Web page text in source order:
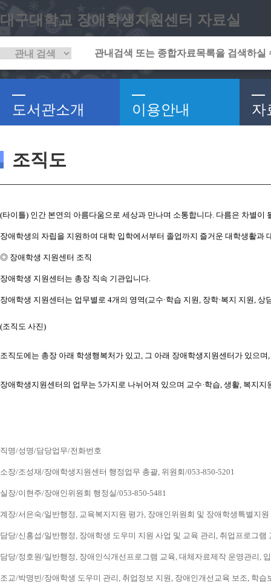
대구대학교 장애학생지원센터 자료실
도서관소개 이용안내 자
조직도
(타이틀) 인간 본연의 아름다움으로 세상과 만나며 소통합니다. 다름은 차별이
장애학생의 자립을 지원하여 대학 입학에서부터 졸업까지 즐거운 대학생활과
◎ 장애학생 지원센터 조직
장애학생 지원센터는 총장 직속 기관입니다.
장애학생 지원센터는 업무별로 4개의 영역(교수·학습 지원, 장학·복지 지원, 상
(조직도 사진)
조직도에는 총장 아래 학생행복처가 있고, 그 아래 장애학생지원센터가 있으
장애학생지원센터의 업무는 5가지로 나뉘어져 있으며 교수·학습, 생활, 복지
직명/성명/담당업무/전화번호
소장/조성재/장애학생지원센터 행정업무 총괄, 위원회/053-850-5201
실장/이현주/장애인위원회 행정실/053-850-5481
계장/서은숙/일반행정, 교육복지지원 평가, 장애인위원회 및 장애학생특별지
담당/신홍섭/일반행정, 장애학생 도우미 지원 사업 및 교육 관리, 취업프로그
담당/정호원/일반행정, 장애인식개선프로그램 교육, 대체자료제작 운영관리,
조교/박명빈/장애학생 도우미 관리, 취업정보 지원, 장애인개선교육 보조, 학